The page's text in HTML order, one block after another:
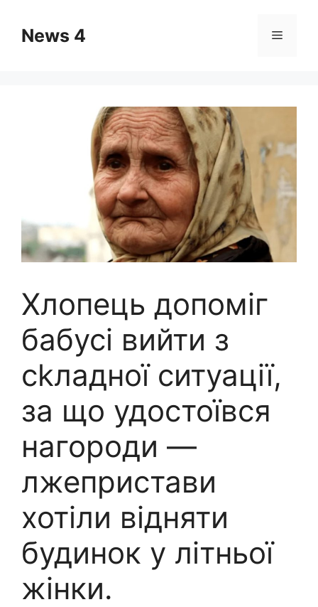
contentNews 4 Menu
Хлопець допоміг
бабусі вийти з
сkладної ситуації,
за що удостоївся
нагороди —
лжепристави
хотіли відняти
будинок у літньої
жінки.